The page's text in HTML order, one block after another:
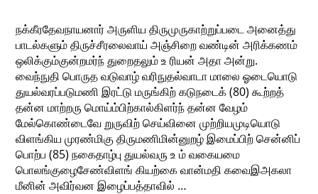
நக்கீரதேவநாயனார் அருளிய திருமுருகாற்றுப்படை அனைத்து
பாடல்களும் திருச்சீரலைவாய் அஞ்சிறை வண்டின் அரிக்கணம்
ஒலிக்கும்குன்றமர்ந் துறைதலும் உ ரியன் அதா அன்று.
வைந்நுதி பொருத வடுவாழ் வரிநுதல்வாடா மாலை ஓடையொடு
துயல்வரப்படுமணி இரட்டு மருங்கிற் கடுநடைக் (80) கூற்றத்
தன்ன மாற்றரு மொய்ம்பிற்கால்கிளர்ந் தன்ன வேழம்
மேல்கொண்டைவே றுருவிற் செய்வினை முற்றியமுடியொடு
விளங்கிய முரண்மிகு திருமணிமின்னுறழ் இமைப்பிற் சென்னிப்
பொற்ப (85) நகைதாழ்பு துயல்வரு உ ம் வகையமை
பொலங்குழைசேண்விளங் கியற்கை வான்மதி கவைஇஅகலா
மீனின் அவிர்வன இழைப்பத்தாவில் …